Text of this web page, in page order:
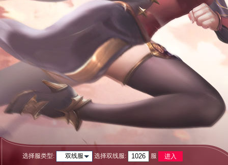
选择服类型: 双线服 选择双线服: 服 进入